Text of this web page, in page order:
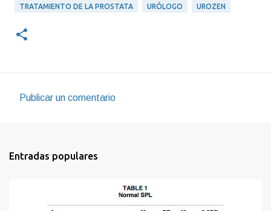
TRATAMIENTO DE LA PROSTATA URÓLOGO UROZEN
e
Publicar un comentario
Entradas populares